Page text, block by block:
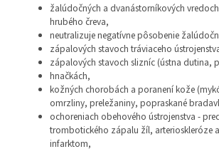
žalúdočných a dvanástorníkových
hrubého čreva,
neutralizuje negatívne pôsobenie
zápalových stavoch tráviaceho
zápalových stavoch slizníc (ústna dutina,
hnačkách,
kožných chorobách a poranení kože
omrzliny, preležaniny, popraskané
ochoreniach obehového ústrojenstva -
trombotického zápalu žíl, arterioskleróze
infarktom,